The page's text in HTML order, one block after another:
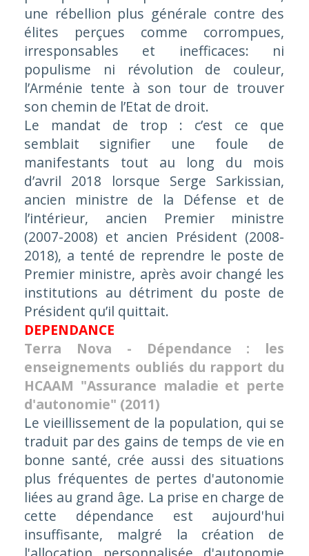
une rébellion plus générale contre des
élites perçues comme corrompues,
irresponsables et inefficaces: ni
populisme ni révolution de couleur,
l’Arménie tente à son tour de trouver
son chemin de l’Etat de droit.
Le mandat de trop : c’est ce que
semblait signifier une foule de
manifestants tout au long du mois
d’avril 2018 lorsque Serge Sarkissian,
ancien ministre de la Défense et de
l’intérieur, ancien Premier ministre
(2007-2008) et ancien Président (2008-
2018), a tenté de reprendre le poste de
Premier ministre, après avoir changé les
institutions au détriment du poste de
Président qu’il quittait.
DEPENDANCE
Terra Nova - Dépendance : les
enseignements oubliés du rapport du
HCAAM "Assurance maladie et perte
d'autonomie" (2011)
Le vieillissement de la population, qui se
traduit par des gains de temps de vie en
bonne santé, crée aussi des situations
plus fréquentes de pertes d'autonomie
liées au grand âge. La prise en charge de
cette dépendance est aujourd'hui
insuffisante, malgré la création de